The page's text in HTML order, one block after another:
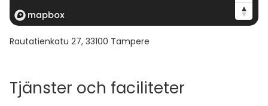
Rautatienkatu 27, 33100 Tampere
Tjänster och faciliteter